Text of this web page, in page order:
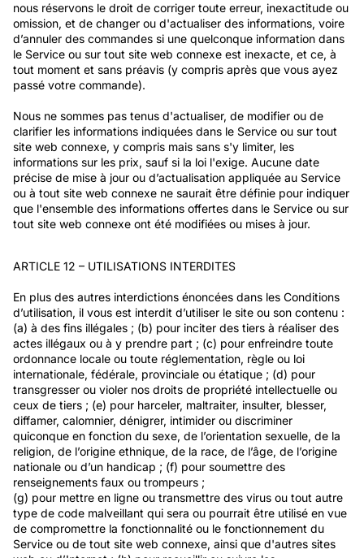
nous réservons le droit de corriger toute erreur, inexactitude ou
omission, et de changer ou d'actualiser des informations, voire
d’annuler des commandes si une quelconque information dans
le Service ou sur tout site web connexe est inexacte, et ce, à
tout moment et sans préavis (y compris après que vous ayez
passé votre commande).
Nous ne sommes pas tenus d'actualiser, de modifier ou de
clarifier les informations indiquées dans le Service ou sur tout
site web connexe, y compris mais sans s'y limiter, les
informations sur les prix, sauf si la loi l'exige. Aucune date
précise de mise à jour ou d’actualisation appliquée au Service
ou à tout site web connexe ne saurait être définie pour indiquer
que l'ensemble des informations offertes dans le Service ou sur
tout site web connexe ont été modifiées ou mises à jour.
ARTICLE 12 – UTILISATIONS INTERDITES
En plus des autres interdictions énoncées dans les Conditions
d’utilisation, il vous est interdit d’utiliser le site ou son contenu :
(a) à des fins illégales ; (b) pour inciter des tiers à réaliser des
actes illégaux ou à y prendre part ; (c) pour enfreindre toute
ordonnance locale ou toute réglementation, règle ou loi
internationale, fédérale, provinciale ou étatique ; (d) pour
transgresser ou violer nos droits de propriété intellectuelle ou
ceux de tiers ; (e) pour harceler, maltraiter, insulter, blesser,
diffamer, calomnier, dénigrer, intimider ou discriminer
quiconque en fonction du sexe, de l’orientation sexuelle, de la
religion, de l’origine ethnique, de la race, de l’âge, de l’origine
nationale ou d’un handicap ; (f) pour soumettre des
renseignements faux ou trompeurs ;
(g) pour mettre en ligne ou transmettre des virus ou tout autre
type de code malveillant qui sera ou pourrait être utilisé en vue
de compromettre la fonctionnalité ou le fonctionnement du
Service ou de tout site web connexe, ainsi que d'autres sites